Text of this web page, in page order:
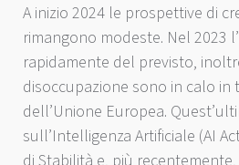
A inizio 2024 le prospettive di
rimangono modeste. Nel 2023
rapidamente del previsto,
disoccupazione sono in calo in
dell’Unione Europea.
sull’Intelligenza Artificiale (AI